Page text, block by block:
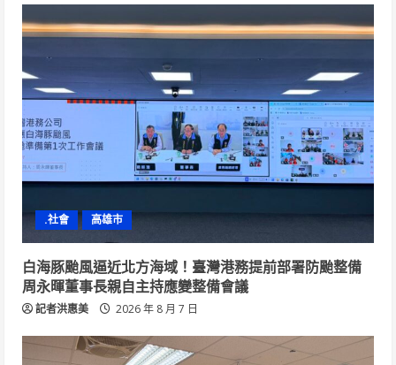
.社會 高雄市
白海豚颱風逼近北方海域！臺灣港務提前部署防颱整備
周永暉董事長親自主持應變整備會議
記者洪惠美 2026 年 8 月 7 日